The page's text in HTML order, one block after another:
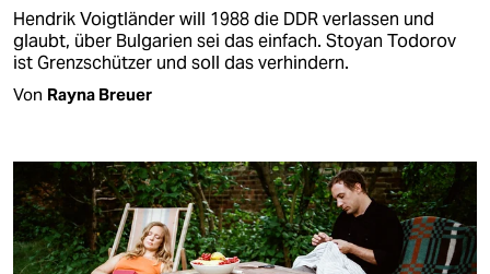
Hendrik Voigtländer will 1988 die DDR verlassen und
glaubt, über Bulgarien sei das einfach. Stoyan Todorov
ist Grenzschützer und soll das verhindern.
Von Rayna Breuer